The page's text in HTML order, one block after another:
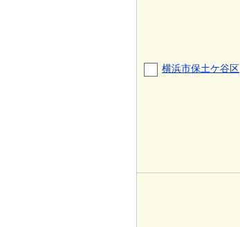
横浜市保土ケ谷区